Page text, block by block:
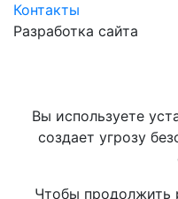
Контакты
Разработка сайта
Вы используете
создает угрозу
Чтобы продолжить